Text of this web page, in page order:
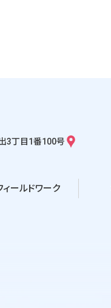
3丁目1番100号
ィールドワーク